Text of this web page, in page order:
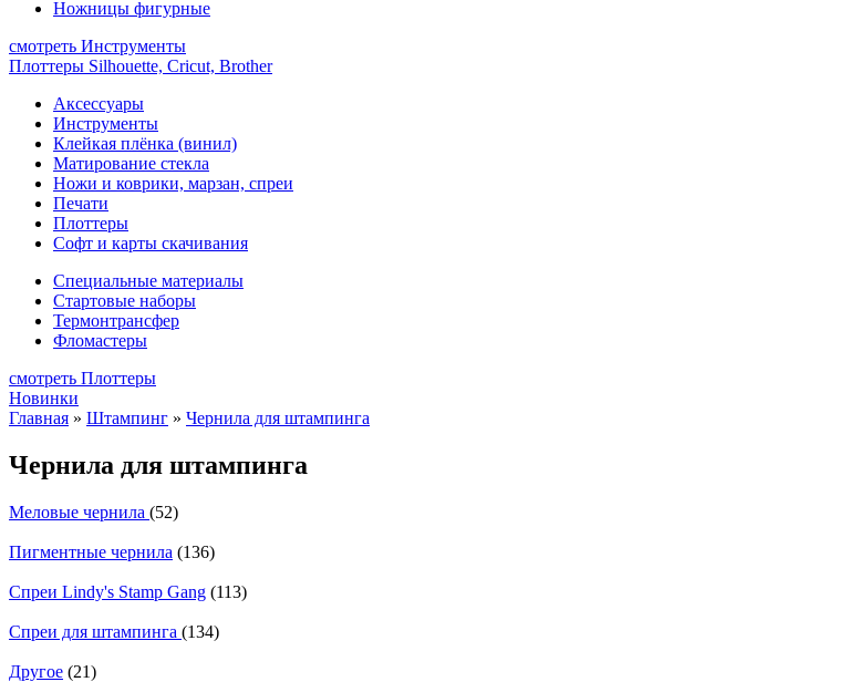
Ножницы фигурные
смотреть Инструменты
Плоттеры Silhouette, Cricut, Brother
Аксессуары
Инструменты
Клейкая плёнка (винил)
Матирование стекла
Ножи и коврики, марзан, спреи
Печати
Плоттеры
Софт и карты скачивания
Специальные материалы
Стартовые наборы
Термонтрансфер
Фломастеры
смотреть Плоттеры
Новинки
Главная » Штампинг » Чернила для штампинга
Чернила для штампинга
Меловые чернила (52)
Пигментные чернила (136)
Спреи Lindy's Stamp Gang (113)
Спреи для штампинга (134)
Другое (21)